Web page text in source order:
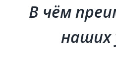
В чём
наших